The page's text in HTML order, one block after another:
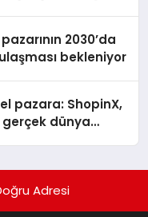
2030’da
bekleniyor
pazara: ShopinX,
dünya
Adresi